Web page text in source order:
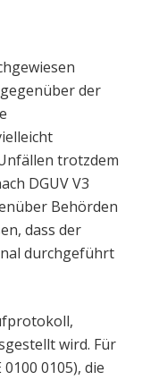
der
trotzdem
DGUV V3
Behörden
dass der
durchgeführt
wird. Für
0105), die